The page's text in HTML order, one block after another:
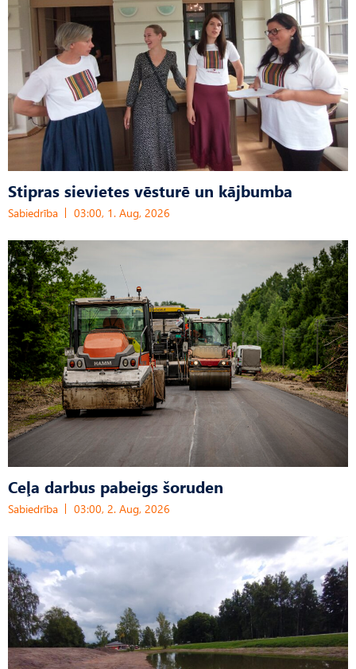
Stipras sievietes vēsturē un kājbumba
Sabiedrība 03:00, 1. Aug, 2026
Ceļa darbus pabeigs šoruden
Sabiedrība 03:00, 2. Aug, 2026